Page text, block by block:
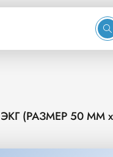
(РАЗМЕР 50 ММ